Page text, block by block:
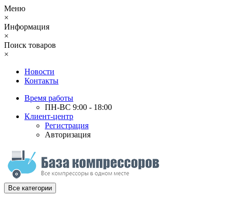
Меню
×
Информация
×
Поиск товаров
×
Новости
Контакты
Время работы
ПН-ВС 9:00 - 18:00
Клиент-центр
Регистрация
Авторизация
Все категории